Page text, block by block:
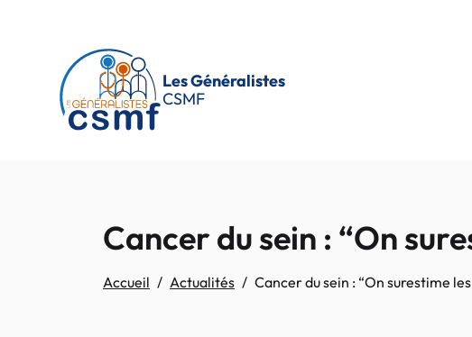
Les Généralistes
CSMF
Cancer du sein : “On
Accueil Actualités Cancer du sein : “On surestime